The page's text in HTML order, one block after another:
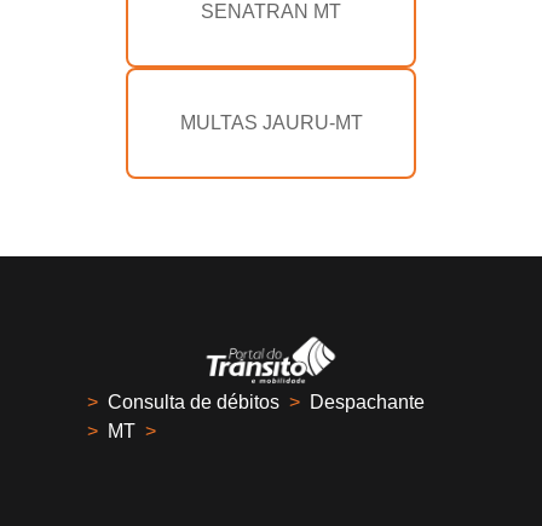
SENATRAN MT
MULTAS JAURU-MT
> Consulta de débitos > Despachante
> MT >